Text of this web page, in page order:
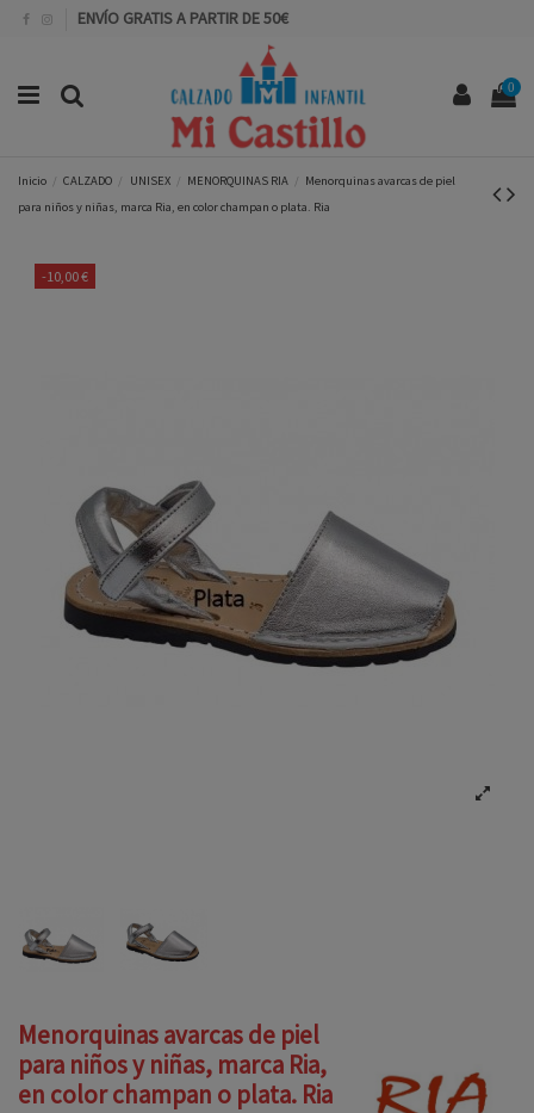
ENVÍO GRATIS A PARTIR DE 50€
0
Inicio CALZADO UNISEX MENORQUINAS RIA
Menorquinas avarcas de piel
para niños y niñas, marca Ria, en color champan o plata. Ria
-10,00 €
Menorquinas avarcas de piel
para niños y niñas, marca Ria,
en color champan o plata. Ria